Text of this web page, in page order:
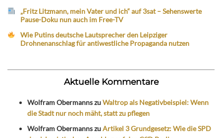
„Fritz Litzmann, mein Vater und ich“ auf 3sat – Sehenswerte
Pause-Doku nun auch im Free-TV
Wie Putins deutsche Lautsprecher den Leipziger
Drohnenanschlag für antiwestliche Propaganda nutzen
Aktuelle Kommentare
Wolfram ObermannszuWaltrop als Negativbeispiel: Wenn
die Stadt nur noch mäht, statt zu pflegen
Wolfram ObermannszuArtikel 3 Grundgesetz: Wie die SPD